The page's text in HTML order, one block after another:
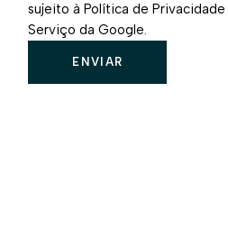
sujeito àPolítica de Privacidade
Serviço da Google.
ENVIAR